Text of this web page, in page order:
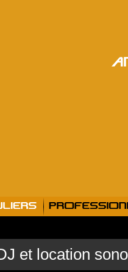
et location